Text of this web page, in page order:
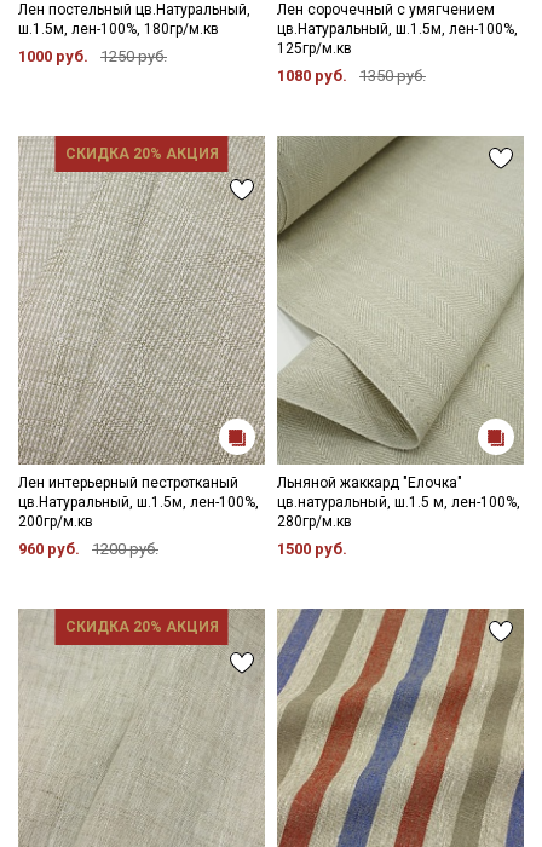
Лен постельный цв.Натуральный,
ш.1.5м, лен-100%, 180гр/м.кв
1000 руб. 1250 руб.
Лен сорочечный с умягчением
цв.Натуральный, ш.1.5м, лен-100%,
125гр/м.кв
1080 руб. 1350 руб.
СКИДКА 20% АКЦИЯ
Лен интерьерный пестротканый
цв.Натуральный, ш.1.5м, лен-100%,
200гр/м.кв
960 руб. 1200 руб.
Льняной жаккард "Елочка"
цв.натуральный, ш.1.5 м, лен-100%,
280гр/м.кв
1500 руб.
СКИДКА 20% АКЦИЯ